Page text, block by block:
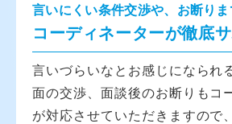
言いにくい条件交渉や、お断り
コーディネーターが徹底サ
言いづらいなとお感じになられ
面の交渉、面談後のお断りもコ
が対応させていただきますので